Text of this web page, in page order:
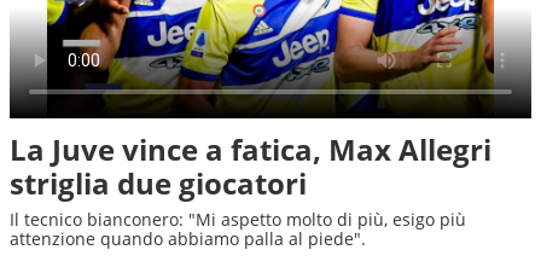
La Juve vince a fatica, Max Allegri
striglia due giocatori
Il tecnico bianconero: "Mi aspetto molto di più, esigo più
attenzione quando abbiamo palla al piede".